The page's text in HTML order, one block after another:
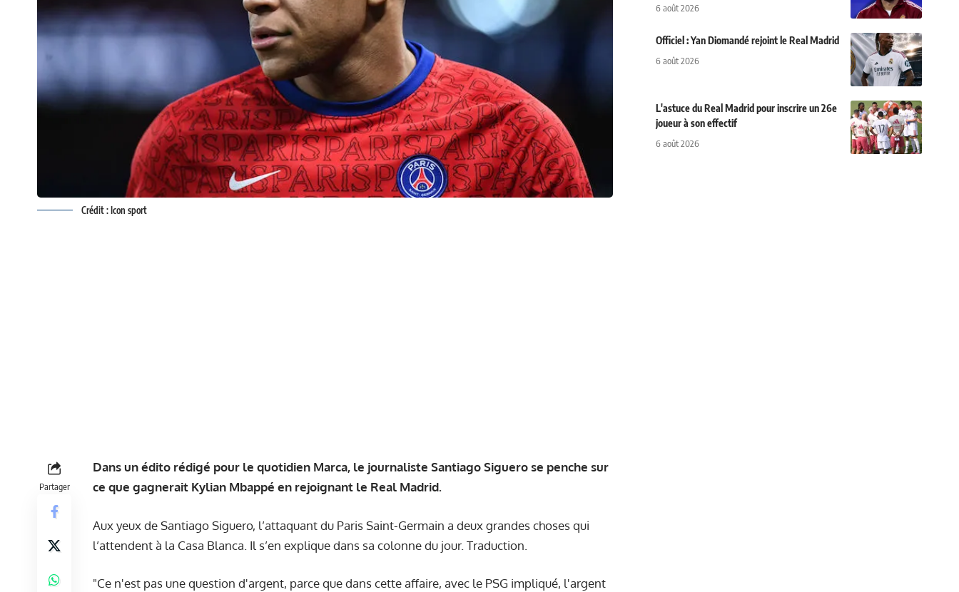
Crédit : Icon sport
Partager
Dans un édito rédigé pour le quotidien Marca, le journaliste Santiago Siguero se penche sur
ce que gagnerait Kylian Mbappé en rejoignant le Real Madrid.
Aux yeux de Santiago Siguero, l’attaquant du Paris Saint-Germain a deux grandes choses qui
l’attendent à la Casa Blanca. Il s’en explique dans sa colonne du jour. Traduction.
"Ce n'est pas une question d'argent, parce que dans cette affaire, avec le PSG impliqué, l'argent
6 août 2026
Officiel : Yan Diomandé rejoint le Real Madrid
6 août 2026
L'astuce du Real Madrid pour inscrire un 26e
joueur à son effectif
6 août 2026